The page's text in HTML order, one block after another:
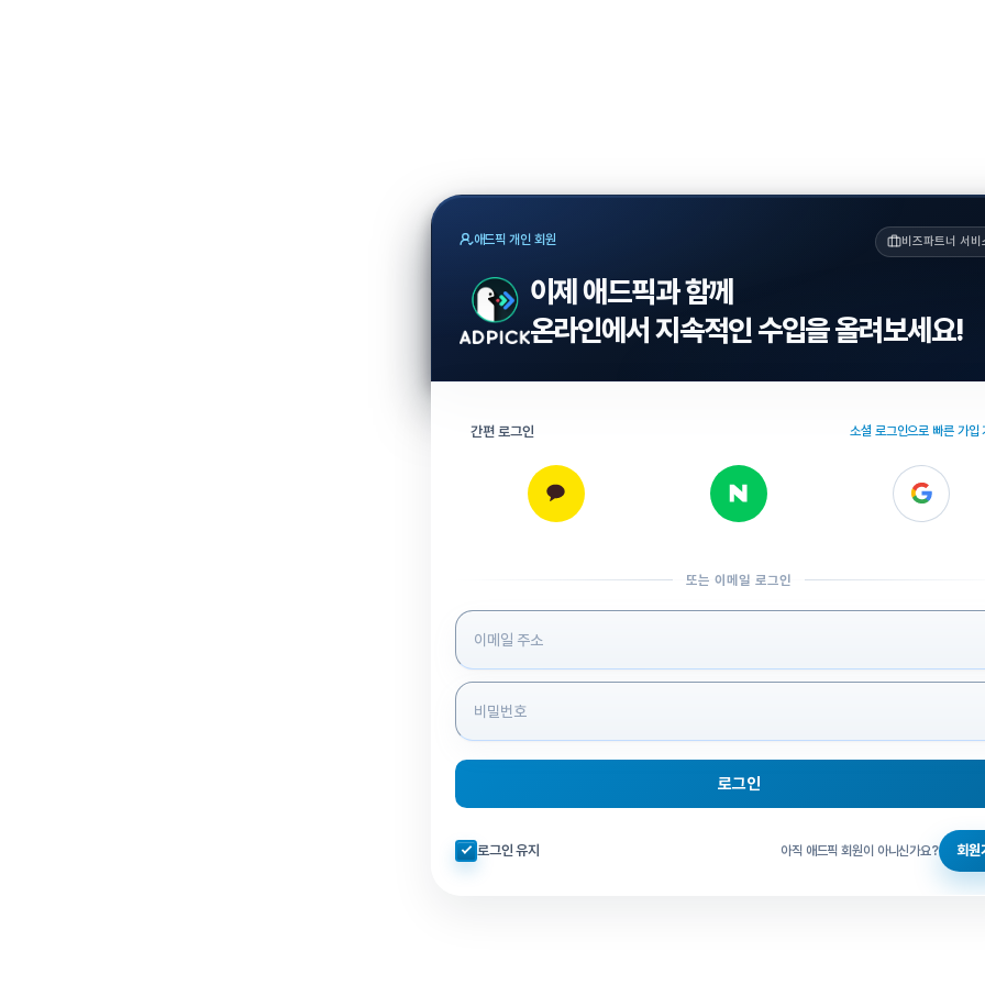
애드픽 개인 회원 비즈파트너 서비
이제 애드픽과 함께
온라인에서 지속적인 수입을 올려보세요!
간편 로그인 소셜 로그인으로 빠른 가입
또는 이메일 로그인
로그인 정보 입력
로그인
자동로그인 체크
로그인 유지 아직 애드픽 회원이 아니신가요? 회원